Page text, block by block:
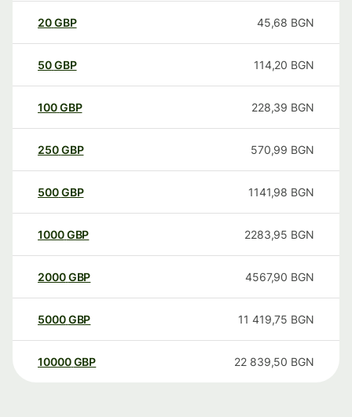
20GBP 45,68 BGN
50GBP 114,20 BGN
100GBP 228,39 BGN
250GBP 570,99 BGN
500GBP 1141,98 BGN
1000GBP 2283,95 BGN
2000GBP 4567,90 BGN
5000GBP 11 419,75 BGN
10000 GBP 22 839,50 BGN